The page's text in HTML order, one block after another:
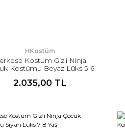
HKostüm
Kostüm Gizli Ninja
Kostümü Beyaz Lüks 5-6
2.035,00 TL